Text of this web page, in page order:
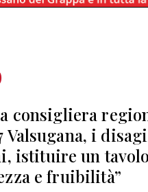
consigliera
Valsugana, i
istituire un
e fruibilità”